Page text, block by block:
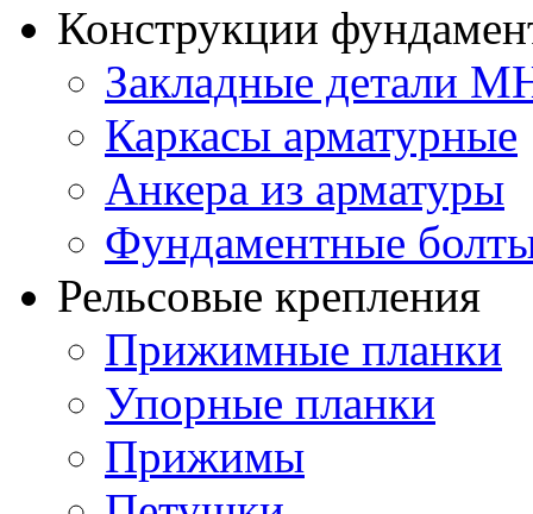
Конструкции
Закладные детали
Каркасы арматурные
Анкера из арматуры
Фундаментные
Рельсовые крепления
Прижимные планки
Упорные планки
Прижимы